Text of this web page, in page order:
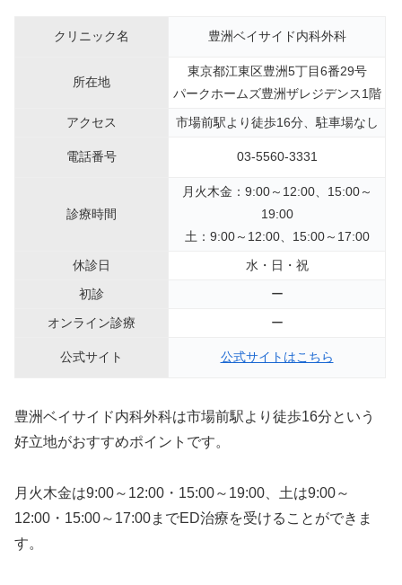
クリニック名 豊洲ベイサイド内科外科
所在地
東京都江東区豊洲5丁目6番29号
パークホームズ豊洲ザレジデンス1階
アクセス
市場前駅より徒歩16分、駐車場なし
電話番号 03-5560-3331
診療時間
月火木金：9:00～12:00、15:00～
19:00
土：9:00～12:00、15:00～17:00
休診日
水・日・祝
初診
ー
オンライン診療
ー
公式サイト 公式サイトはこちら
豊洲ベイサイド内科外科は市場前駅より徒歩16分という
好立地がおすすめポイントです。
月火木金は9:00～12:00・15:00～19:00、土は9:00～
12:00・15:00～17:00までED治療を受けることができま
す。